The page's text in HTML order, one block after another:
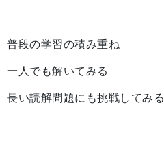
普段の学習の積み重ね
一人でも解いてみる
長い読解問題にも挑戦してみる